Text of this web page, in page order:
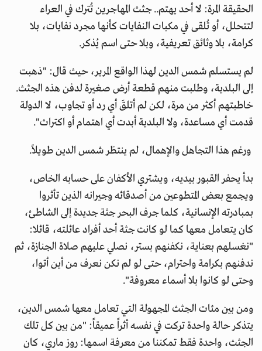
الحقيقة المرة: لا أحد يهتم.. جثث المهاجرين تُترك في العراء
لتتحلل، أو تُلقى في مكبات النفايات كأنها مجرد نفايات، بلا
كرامة، بلا وثائق تعريفية، وبلا حتى اسم يُذكر.
لم يستسلم شمس الدين لهذا الواقع المرير، حيث قال: "ذهبت
إلى البلدية، وطلبت منهم قطعة أرض صغيرة لدفن هذه الجثث.
خاطبتهم أكثر من مرة، لكن لم أتلقَ أي رد أو تجاوب، لا الدولة
قدمت أي مساعدة، ولا البلدية أبدت أي اهتمام أو اكتراث".
ورغم هذا التجاهل والإهمال، لم ينتظر شمس الدين طويلاً.
بدأ يحفر القبور بيديه، ويشتري الأكفان على حسابه الخاص،
ويجمع بعض المتطوعين من أصدقائه وجيرانه الذين تأثروا
بمبادرته الإنسانية، كلما جرف البحر جثة جديدة إلى الشاطئ،
كان يتعامل معها كما لو كانت جثة أحد أفراد عائلته، قائلا:
"نغسلهم بعناية، نكفنهم بستر، نصلي عليهم صلاة الجنازة، ثم
ندفنهم بكرامة واحترام، حتى لو لم نكن نعرف من أين أتوا،
وحتى لو كانوا بلا أسماء معروفة".
ومن بين مئات الجثث المجهولة التي تعامل معها شمس الدين،
يتذكر حالة واحدة تركت في نفسه أثراً عميقاً: "من بين كل تلك
الجثث، واحدة فقط تمكننا من معرفة اسمها: روز ماري، كان